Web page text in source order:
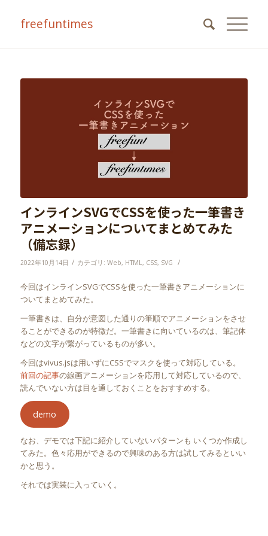
freefuntimes
インラインSVGでCSSを使った一筆書き
アニメーションについてまとめてみた
（備忘録）
2022年10月14日 / カテゴリ: Web, HTML, CSS, SVG /
今回はインラインSVGでCSSを使った一筆書きアニメーションに
ついてまとめてみた。
一筆書きは、自分が意図した通りの筆順でアニメーションをさせ
ることができるのが特徴だ。一筆書きに向いているのは、筆記体
などの文字が繋がっているものが多い。
今回はvivus.jsは用いずにCSSでマスクを使って対応している。
前回の記事の線画アニメーションを応用して対応しているので、
読んでいない方は目を通しておくことをおすすめする。
demo
なお、デモでは下記に紹介していないパターンも いくつか作成し
てみた。色々応用ができるので興味のある方は試してみるといい
かと思う。
それでは実装に入っていく。